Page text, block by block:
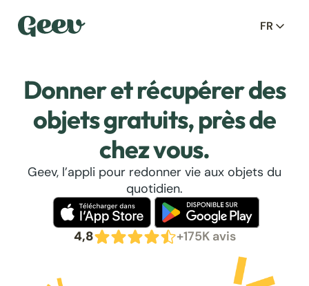
FR
Donner et récupérer des
objets gratuits, près de
chez vous.
Geev, l’appli pour redonner vie aux objets du
quotidien.
4,8 +175K avis